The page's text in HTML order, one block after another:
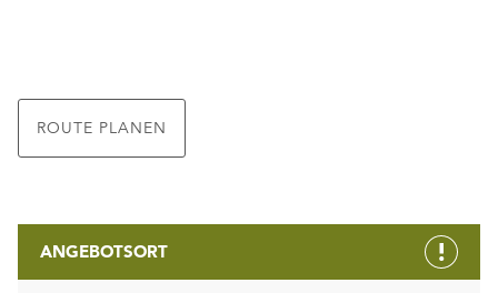
ROUTE PLANEN
ANGEBOTSORT